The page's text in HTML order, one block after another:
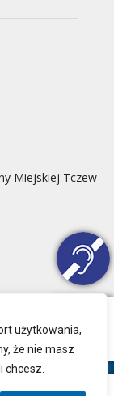
użytkowania,
że nie masz
chcesz.
Miejskiej Tczew
Osobowych